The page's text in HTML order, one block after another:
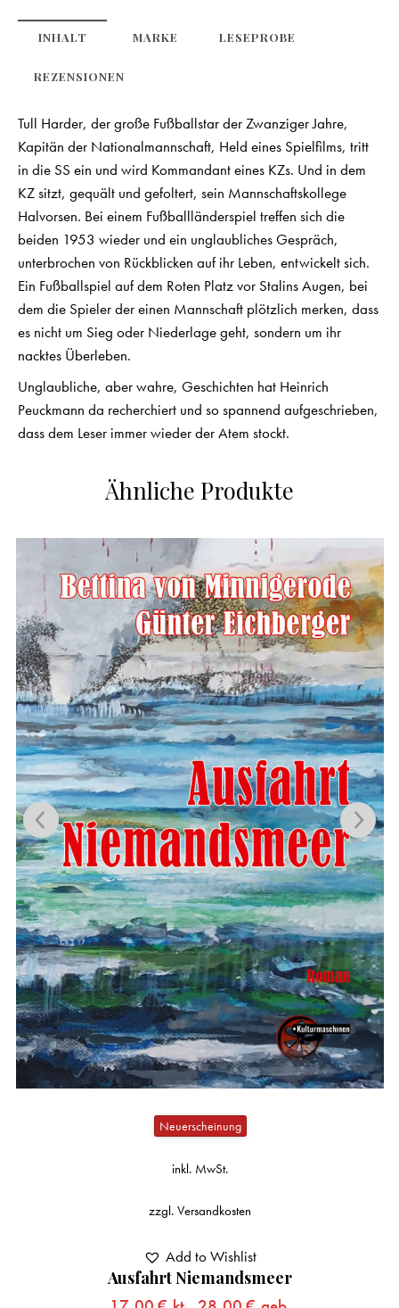
INHALT MARKE LESEPROBE
REZENSIONEN
Tull Harder, der große Fußballstar der Zwanziger Jahre,
Kapitän der Nationalmannschaft, Held eines Spielfilms, tritt
in die SS ein und wird Kommandant eines KZs. Und in dem
KZ sitzt, gequält und gefoltert, sein Mannschaftskollege
Halvorsen. Bei einem Fußballländerspiel treffen sich die
beiden 1953 wieder und ein unglaubliches Gespräch,
unterbrochen von Rückblicken auf ihr Leben, entwickelt sich.
Ein Fußballspiel auf dem Roten Platz vor Stalins Augen, bei
dem die Spieler der einen Mannschaft plötzlich merken, dass
es nicht um Sieg oder Niederlage geht, sondern um ihr
nacktes Überleben.
Unglaubliche, aber wahre, Geschichten hat Heinrich
Peuckmann da recherchiert und so spannend aufgeschrieben,
dass dem Leser immer wieder der Atem stockt.
Ähnliche Produkte
Ausfahrt Niemandsmeer
Neuerscheinung
inkl. MwSt.
zzgl. Versandkosten
Add to Wishlist